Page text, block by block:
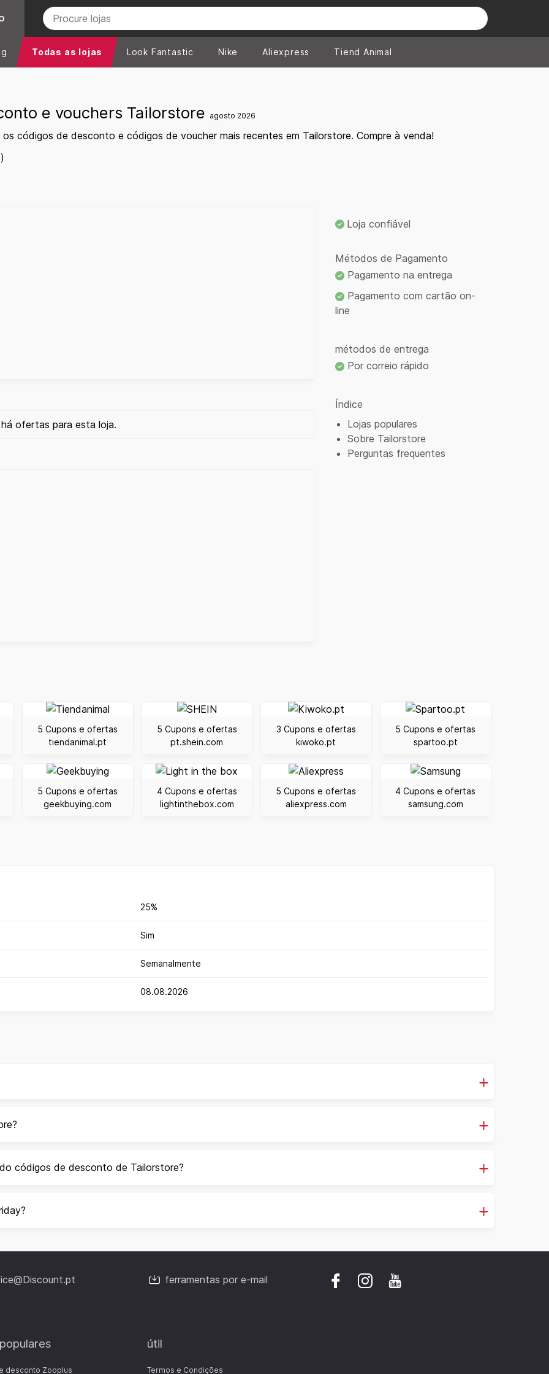
Todas as lojas Look Fantastic Nike Aliexpress Tiend Animal
e vouchers Tailorstore agosto 2026
códigos de desconto e códigos de voucher mais recentes em Tailorstore. Compre à venda!
ofertas para esta loja.
Loja confiável
Métodos de Pagamento
Pagamento na entrega
Pagamento com cartão on-
line
métodos de entrega
Por correio rápido
Índice
Lojas populares
Sobre Tailorstore
Perguntas frequentes
5 Cupons e ofertas
tiendanimal.pt
5 Cupons e ofertas
pt.shein.com
3 Cupons e ofertas
kiwoko.pt
5 Cupons e ofertas
spartoo.pt
5 Cupons e ofertas
geekbuying.com
4 Cupons e ofertas
lightinthebox.com
5 Cupons e ofertas
aliexpress.com
4 Cupons e ofertas
samsung.com
25%
Sim
Semanalmente
08.08.2026
códigos de desconto de Tailorstore?
ferramentas por e-mail
desconto Zooplus
útil
Termos e Condições